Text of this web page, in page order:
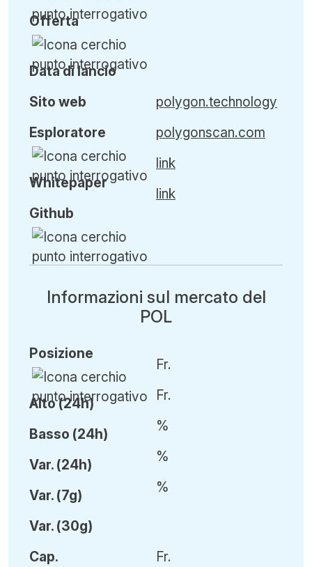
Offerta
Data di lancio
Sito web
Esploratore
Whitepaper
Github
polygon.technology
polygonscan.com
link
link
Informazioni sul mercato del
POL
Posizione
Alto (24h)
Basso (24h)
Var. (24h)
Var. (7g)
Var. (30g)
Fr.
Fr.
%
%
%
Cap.
Fr.